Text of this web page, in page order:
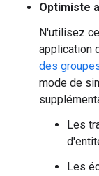
Optimiste
N'utilisez
application
des
mode de
Les
Les